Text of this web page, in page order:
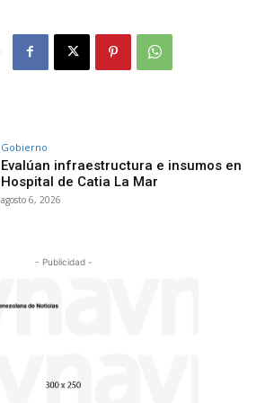
Gobierno
Evalúan infraestructura e insumos en
Hospital de Catia La Mar
agosto 6, 2026
- Publicidad -